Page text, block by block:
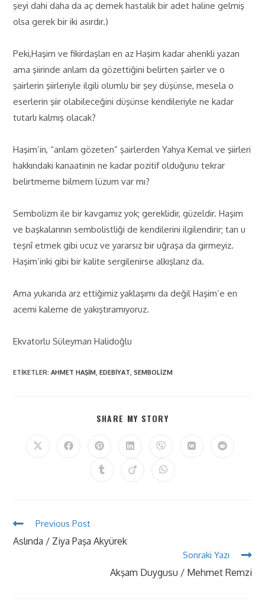
şeyi dahi daha da aç demek hastalık bir adet haline gelmiş
olsa gerek bir iki asırdır.)
Peki,Haşim ve fikirdaşları en az Haşim kadar ahenkli yazan
ama şiirinde anlam da gözettiğini belirten şairler ve o
şairlerin şiirleriyle ilgili olumlu bir şey düşünse, mesela o
eserlerin şiir olabileceğini düşünse kendileriyle ne kadar
tutarlı kalmış olacak?
Haşim’in, “anlam gözeten” şairlerden Yahya Kemal ve şiirleri
hakkındaki kanaatinin ne kadar pozitif olduğunu tekrar
belirtmeme bilmem lüzum var mı?
Sembolizm ile bir kavgamız yok; gereklidir, güzeldir. Haşim
ve başkalarının sembolistliği de kendilerini ilgilendirir; tan u
teşnî etmek gibi ucuz ve yararsız bir uğraşa da girmeyiz.
Haşim’inki gibi bir kalite sergilenirse alkışlarız da.
Ama yukarıda arz ettiğimiz yaklaşımı da değil Haşim’e en
acemi kaleme de yakıştıramıyoruz.
Ekvatorlu Süleyman Halidoğlu
ETIKETLER:AHMET HAŞIM, EDEBIYAT, SEMBOLIZM
SHARE MY STORY
Previous Post
Aslında / Ziya Paşa Akyürek
Sonraki Yazı
Akşam Duygusu / Mehmet Remzi